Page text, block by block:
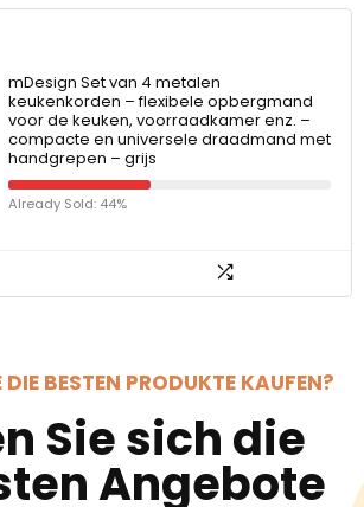
mDesign Set van 4 metalen
keukenkorden – flexibele opbergmand
voor de keuken, voorraadkamer enz. –
compacte en universele draadmand met
handgrepen – grijs
Already Sold: 44%
BESTEN PRODUKTE KAUFEN?
Sie sich die
Angebote